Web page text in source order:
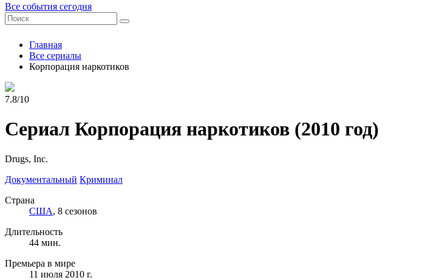
Все события сегодня
Главная
Все сериалы
Корпорация наркотиков
7.8/10
Сериал Корпорация наркотиков (2010 год)
Drugs, Inc.
Документальный Криминал
Страна
США, 8 сезонов
Длительность
44 мин.
Премьера в мире
11 июля 2010 г.